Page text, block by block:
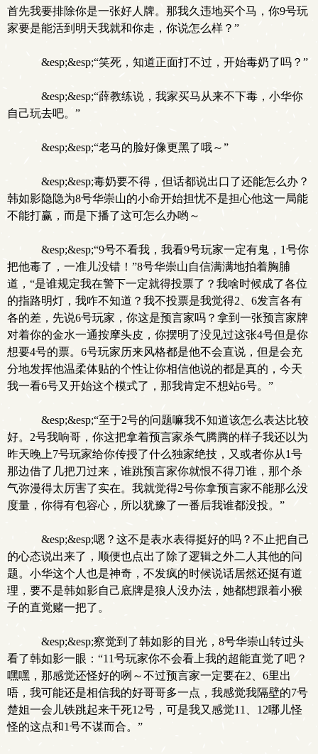
首先我要排除你是一张好人牌。那我久违地买个马，你9号玩
家要是能活到明天我就和你走，你说怎么样？”
&esp;&esp;“笑死，知道正面打不过，开始毒奶了吗？”
&esp;&esp;“薛教练说，我家买马从来不下毒，小华你
自己玩去吧。”
&esp;&esp;“老马的脸好像更黑了哦～”
&esp;&esp;毒奶要不得，但话都说出口了还能怎么办？
韩如影隐隐为8号华崇山的小命开始担忧不是担心他这一局能
不能打赢，而是下播了这可怎么办哟～
&esp;&esp;“9号不看我，我看9号玩家一定有鬼，1号你
把他毒了，一准儿没错！”8号华崇山自信满满地拍着胸脯
道，“是谁规定我在警下一定就得投票了？我啥时候成了各位
的指路明灯，我咋不知道？我不投票是我觉得2、6发言各有
各的差，先说6号玩家，你这是预言家吗？拿到一张预言家牌
对着你的金水一通按摩头皮，你摆明了没见过这张4号但是你
想要4号的票。6号玩家历来风格都是他不会直说，但是会充
分地发挥他温柔体贴的个性让你相信他说的都是真的，今天
我一看6号又开始这个模式了，那我肯定不想站6号。”
&esp;&esp;“至于2号的问题嘛我不知道该怎么表达比较
好。2号我响哥，你这把拿着预言家杀气腾腾的样子我还以为
昨天晚上7号玩家给你传授了什么独家绝技，又或者你从1号
那边借了几把刀过来，谁跳预言家你就恨不得刀谁，那个杀
气弥漫得太厉害了实在。我就觉得2号你拿预言家不能那么没
度量，你得有包容心，所以犹豫了一番后我谁都没投。”
&esp;&esp;嗯？这不是表水表得挺好的吗？不止把自己
的心态说出来了，顺便也点出了除了逻辑之外二人其他的问
题。小华这个人也是神奇，不发疯的时候说话居然还挺有道
理，要不是韩如影自己底牌是狼人没办法，她都想跟着小猴
子的直觉赌一把了。
&esp;&esp;察觉到了韩如影的目光，8号华崇山转过头
看了韩如影一眼：“11号玩家你不会看上我的超能直觉了吧？
嘿嘿，那感觉还怪好的咧～不过预言家一定要在2、6里出
唔，我可能还是相信我的好哥哥多一点，我感觉我隔壁的7号
楚姐一会儿铁跳起来干死12号，可是我又感觉11、12哪儿怪
怪的这点和1号不谋而合。”